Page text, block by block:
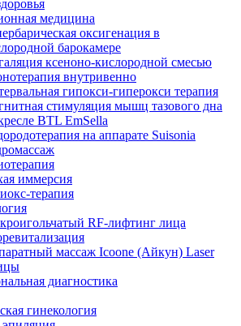
медицина
оксигенация в
барокамере
ксеноно-кислородной смесью
внутривенно
гипокси-гиперокси терапия
стимуляция мышц тазового дна
BTL EmSella
на аппарате Suisonia
иммерсия
терапия
RF-лифтинг лица
массаж Icoone (Айкун) Laser
диагностика
гинекология